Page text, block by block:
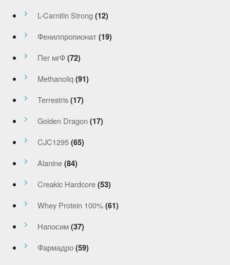
L-Carnitin Strong (12)
Фенилпропионат (19)
Пег мгФ (72)
Methanoliq (91)
Terrestris (17)
Golden Dragon (17)
CJC1295 (65)
Alanine (84)
Creakic Hardcore (53)
Whey Protein 100% (61)
Напосим (37)
Фармадро (59)